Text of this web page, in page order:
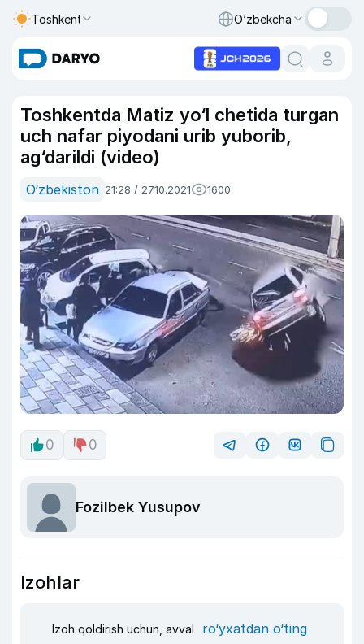
Toshkent O‘zbekcha
Toshkentda Matiz yo‘l chetida turgan
uch nafar piyodani urib yuborib,
ag‘darildi (video)
O‘zbekiston 21:28 / 27.10.2021 1600
0 0
Fozilbek Yusupov
Izohlar
Izoh qoldirish uchun, avval ro‘yxatdan o‘ting